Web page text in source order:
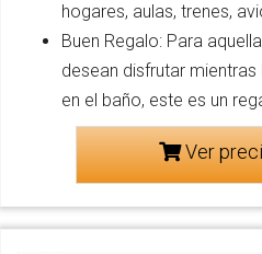
hogares, aulas, trenes,
Buen Regalo: Para
desean disfrutar
en el baño, este es un
Ver